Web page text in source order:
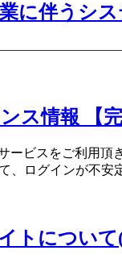
に伴うシ
ス情報 【
ービスをご利用頂
、ログインが不安
トについて